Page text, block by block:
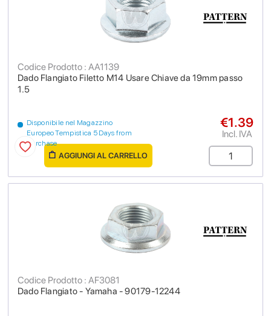
Dado Flangiato Filetto M14 Usare Chiave da 19mm passo
1.5
Codice Prodotto : AA1139
Disponibile nel Magazzino
Europeo Tempistica 5 Days from
purchase
€1.39
Incl. IVA
AGGIUNGI AL CARRELLO
Dado Flangiato - Yamaha - 90179-12244
Codice Prodotto : AF3081